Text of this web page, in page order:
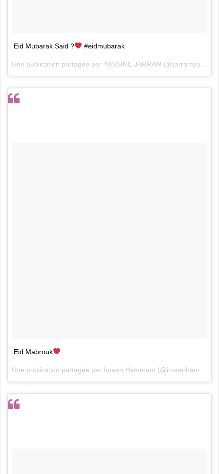
Eid Mubarak Said ? #eidmubarak
Une publication partagée par YASSINE JARRAM (@jarramyassine) le
Eid Mabrouk
Une publication partagée par Imaan Hammam (@imaanhammam) le